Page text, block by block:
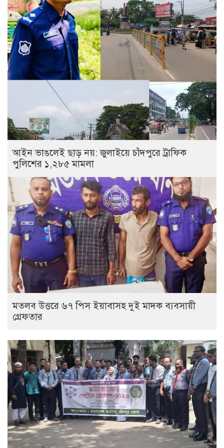
আইন ভাঙলেই ছাড় নয়: জুলাইয়ে চাঁদপুরে ট্রাফিক
পুলিশের ১,২৮৫ মামলা
মতলব উত্তরে ৬৭ পিস ইয়াবাসহ দুই মাদক ব্যবসায়ী
গ্রেফতার